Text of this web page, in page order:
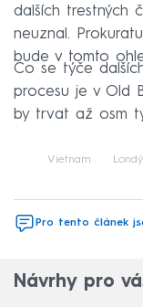
dalších trestných
neuznal.
bude v tomto
Co se týče
procesu je v Old
by trvat až osm
Vietnam
Pro tento článek
Návrhy pro